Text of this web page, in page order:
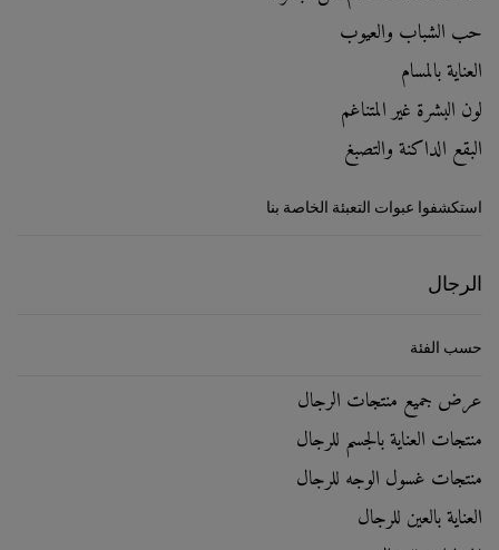
حب الشباب والعيوب
العناية بالمسام
لون البشرة غير المتناغم
البقع الداكنة والتصبغ
استكشفوا عبوات التعبئة الخاصة بنا
الرجال
حسب الفئة
عرض جميع منتجات الرجال
منتجات العناية بالجسم للرجال
منتجات غسول الوجه للرجال
العناية بالعين للرجال